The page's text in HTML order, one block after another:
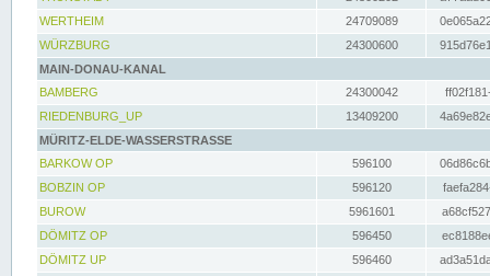
WERTHEIM
24709089
WÜRZBURG
24300600
MAIN-DONAU-KANAL
BAMBERG
24300042
RIEDENBURG_UP
13409200
MÜRITZ-ELDE-WASSERSTRASSE
BARKOW OP
596100
BOBZIN OP
596120
BUROW
5961601
DÖMITZ OP
596450
DÖMITZ UP
596460